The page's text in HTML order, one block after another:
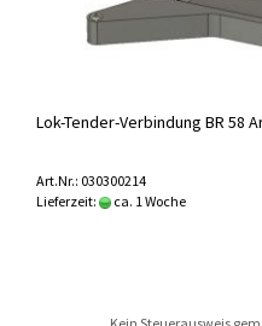
Lok-Tender-Verbindung BR 58
Art.Nr.: 030300214
Lieferzeit:
ca. 1 Woche